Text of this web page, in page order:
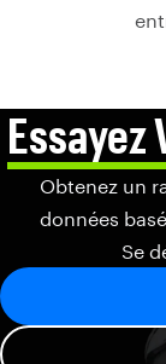
Obtenez un
données
Se